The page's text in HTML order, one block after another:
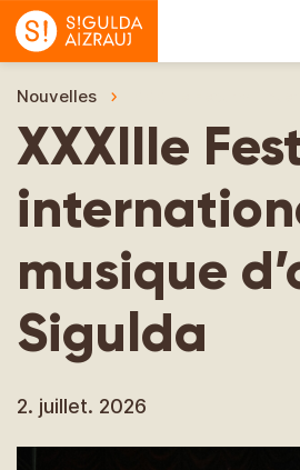
Nouvelles
XXXIIIe
musique
Sigulda
2. juillet. 2026